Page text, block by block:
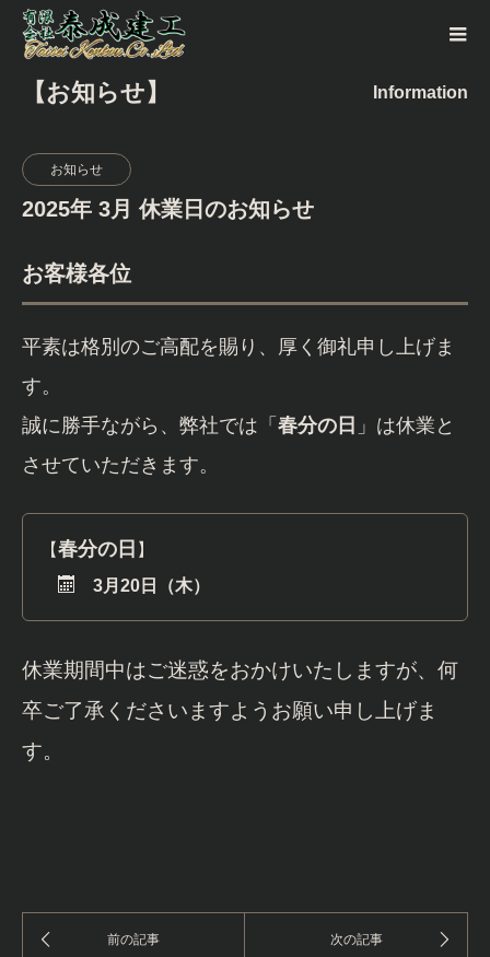
【お知らせ】 Information
お知らせ
2025年 3月 休業日のお知らせ
お客様各位
平素は格別のご高配を賜り、厚く御礼申し上げま
す。
誠に勝手ながら、弊社では「 春分の日 」は休業と
させていただきます。
【春分の日 】
3月20日（木）
休業期間中はご迷惑をおかけいたしますが、何
卒ご了承くださいますようお願い申し上げま
す。